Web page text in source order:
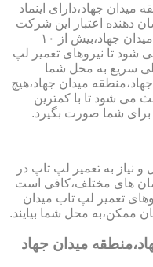
جهاد،دارای اینماد
دهنده اعتبار این شرکت
است و همچنین در میدان جهاد،منطقه میدان جهاد،بیش از ۱۰
شود تا نیروهای تعمیر لپ
سریع به محل شما
میدان جهاد،هیچ
می شود تا با کمترین
شما صورت بگیرد.
به تعمیر لپ تاپ در
های مختلف،کافی است
تعمیر لپ تاب میدان
ممکن،به محل شما بیایند.
میدان جهاد